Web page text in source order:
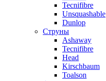
Tecnifibre
Unsquashable
Dunlop
Струны
Ashaway
Tecnifibre
Head
Kirschbaum
Toalson